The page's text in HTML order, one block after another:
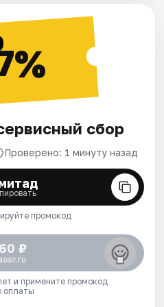
сбор
Проверено: 1 минуту назад
промокод
₽
и примените промокод
оплаты